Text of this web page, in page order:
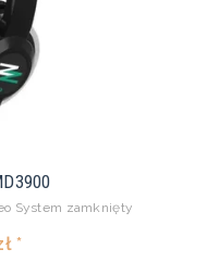
System zamknięty
*